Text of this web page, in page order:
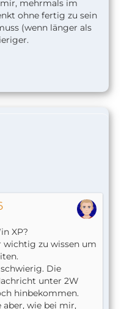
mehrmals im
ohne fertig zu sein
(wenn länger als
XP?
wichtig zu wissen um
Die
unter 2W
hinbekommen.
aber, wie bei mir,